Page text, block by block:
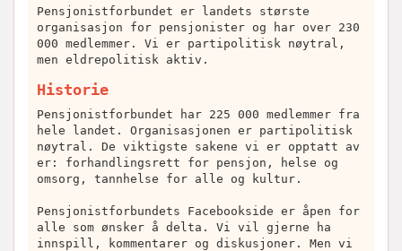
Pensjonistforbundet er landets største
organisasjon for pensjonister og har over 230
000 medlemmer. Vi er partipolitisk nøytral,
men eldrepolitisk aktiv.
Historie
Pensjonistforbundet har 225 000 medlemmer fra
hele landet. Organisasjonen er partipolitisk
nøytral. De viktigste sakene vi er opptatt av
er: forhandlingsrett for pensjon, helse og
omsorg, tannhelse for alle og kultur.
Pensjonistforbundets Facebookside er åpen for
alle som ønsker å delta. Vi vil gjerne ha
innspill, kommentarer og diskusjoner. Men vi